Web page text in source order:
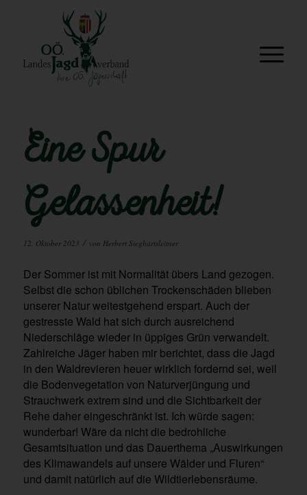
Eine Spur
Gelassenheit!
12. Oktober 2023 / von Herbert Sieghartsleitner
Der Sommer ist mit Normalität übers Land gezogen.
Selbst die schon üblichen Trockenschäden blieben
unserer Natur weitestgehend erspart. Auch der
gestresste Wald hat sich durch ausreichend
Niederschläge wieder in üppiges Grün verwandelt.
Zahlreiche Jäger haben mir berichtet, dass die Jagd
in den Waldrevieren heuer wirklich fordernd sei, weil
die Bodenvegetation von Naturverjüngung und
Strauchwerk extrem sind und die Sichtbarkeit der
Rehe daher eingeschränkt ist. Ich würde sagen:
wunderbar! Wäre da nicht die bedrohliche
Gesamtsituation und das Dauerthema „Auswirkungen
des Klimawandels auf unsere Wälder und Fluren“
und damit natürlich auf die Wildtierlebensräume.